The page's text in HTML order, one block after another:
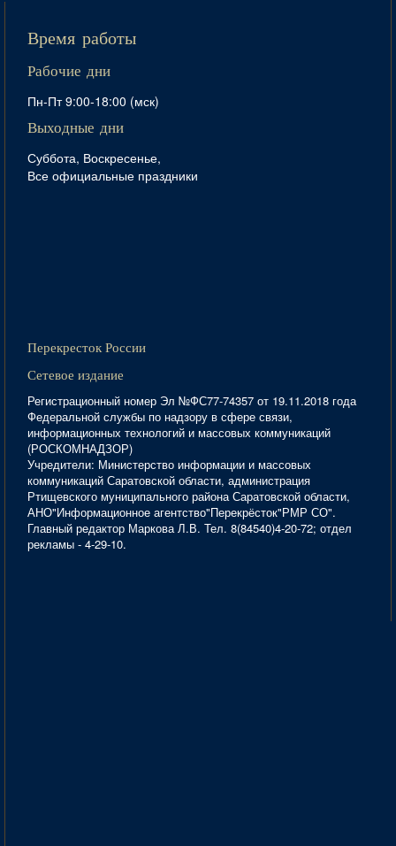
Время работы
Рабочие дни
Пн-Пт 9:00-18:00 (мск)
Выходные дни
Суббота, Воскресенье,
Все официальные праздники
Перекресток России
Сетевое издание
Регистрационный номер Эл №ФС77-74357 от 19.11.2018 года
Федеральной службы по надзору в сфере связи,
информационных технологий и массовых коммуникаций
(РОСКОМНАДЗОР)
Учредители: Министерство информации и массовых
коммуникаций Саратовской области, администрация
Ртищевского муниципального района Саратовской области,
АНО"Информационное агентство"Перекрёсток"РМР СО".
Главный редактор Маркова Л.В. Тел. 8(84540)4-20-72; отдел
рекламы - 4-29-10.